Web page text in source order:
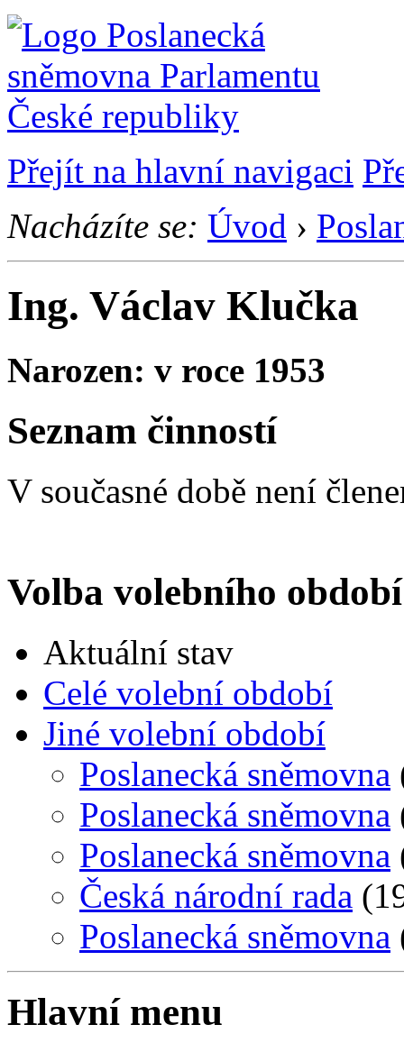
Přejít na hlavní navigaci
Nacházíte se: Úvod ›
Ing. Václav Klučka
Narozen: v roce 1953
Seznam činností
V současné době není
Volba volebního období
Aktuální stav
Celé volební období
Jiné volební období
Poslanecká sněmovna
Poslanecká sněmovna
Poslanecká sněmovna
Česká národní rada
Poslanecká sněmovna
Hlavní menu